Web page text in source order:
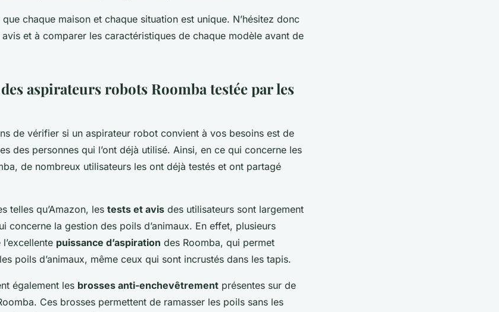
chaque maison et chaque situation est unique. N’hésitez donc
avis et à comparer les caractéristiques de chaque modèle avant de
aspirateurs robots Roomba testée par les
de vérifier si un aspirateur robot convient à vos besoins est de
des personnes qui l’ont déjà utilisé. Ainsi, en ce qui concerne les
de nombreux utilisateurs les ont déjà testés et ont partagé
telles qu’Amazon, les tests et avis des utilisateurs sont largement
concerne la gestion des poils d’animaux. En effet, plusieurs
puissance d’aspiration des Roomba, qui permet
poils d’animaux, même ceux qui sont incrustés dans les tapis.
également les brosses anti-enchevêtrement présentes sur de
Ces brosses permettent de ramasser les poils sans les